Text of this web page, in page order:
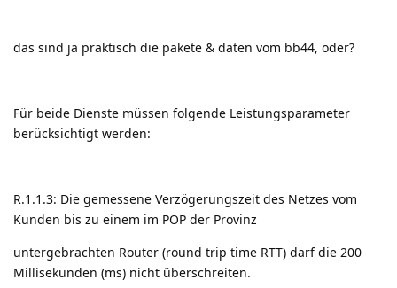
das sind ja praktisch die pakete & daten vom bb44, oder?
Für beide Dienste müssen folgende Leistungsparameter
berücksichtigt werden:
R.1.1.3: Die gemessene Verzögerungszeit des Netzes vom
Kunden bis zu einem im POP der Provinz
untergebrachten Router (round trip time RTT) darf die 200
Millisekunden (ms) nicht überschreiten.